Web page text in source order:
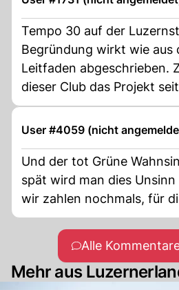
Tempo 30 auf der
Begründung wirkt wie aus
Leitfaden abgeschrieben.
dieser Club das Projekt
– und nun liefert ein
Gutachten exakt dieselben
beschlossen – oder
User #4059 (nicht
Und der tot Grüne
spät wird man dies
wir zahlen nochmals, für
Alle
Mehr aus